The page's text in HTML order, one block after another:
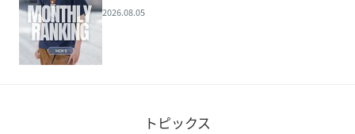
2026.08.05
トピックス